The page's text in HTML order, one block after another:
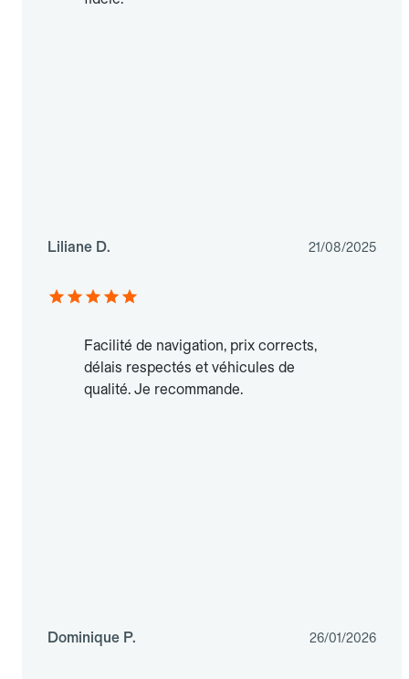
Liliane D. 21/08/2025
Facilité de navigation, prix corrects,
délais respectés et véhicules de
qualité. Je recommande.
Dominique P. 26/01/2026